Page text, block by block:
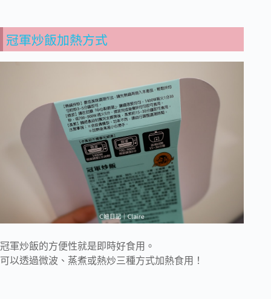
冠軍炒飯加熱方式
冠軍炒飯的方便性就是即時好食用。
可以透過微波、蒸煮或熱炒三種方式加熱食用！